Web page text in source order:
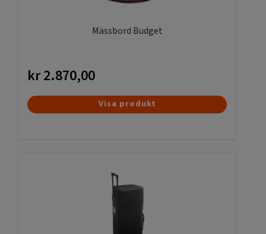
Mässbord Budget
kr2.870,00
Visa produkt